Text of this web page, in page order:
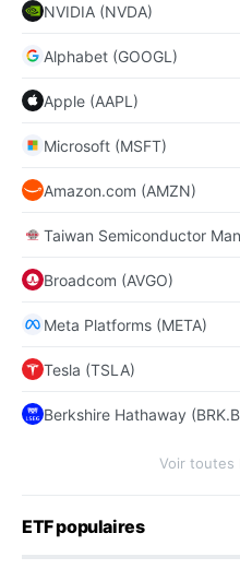
NVIDIA (NVDA)
Alphabet (GOOGL)
Apple (AAPL)
Microsoft (MSFT)
Amazon.com (AMZN)
Taiwan Semiconductor
Broadcom (AVGO)
Meta Platforms (META)
Tesla (TSLA)
Berkshire Hathaway
Voir toutes
ETF populaires